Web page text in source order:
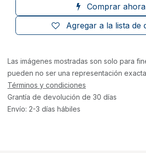
Comprar ahora
Agregar a la lista de
Las imágenes mostradas son solo para
pueden no ser una representación
Términos y condiciones
Grantía de devolución de 30 días
Envío: 2-3 días hábiles